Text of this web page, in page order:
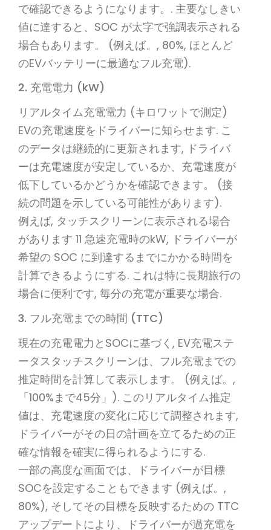
で確認できるようになります。. 主要なしきい
値に達すると、SOC が太字で強調表示される
場合もあります。 (例えば。, 80%, ほとんど
のEVバッテリーに最適なフル充電).
2. 充電電力 (kW)
リアルタイム充電電力 (キロワットで測定)
EVの充電速度をドライバーに知らせます. こ
のデータは継続的に更新されます, ドライバ
ーは充電速度が安定しているか、充電速度が
低下しているかどうかを確認できます。 (接
続の問題を示している可能性があります).
例えば, タッチスクリーンに表示される場合
があります 11 急速充電時のkW, ドライバーが
希望の SOC に到達するまでにかかる時間を
計算できるようにする. これは特に長期旅行の
場合に便利です, 毎分の充電が重要な場合.
3. フル充電までの時間 (TTC)
現在の充電電力とSOCに基づく, EV充電ステ
ータスタッチスクリーンは、フル充電までの
推定時間を計算して表示します。 (例えば。,
「100%まで45分」). このリアルタイム推定
値は、充電速度の変化に応じて調整されます,
ドライバーがその日の計画を立てるための正
確な情報を確実に得られるようにする.
一部の高度な画面では、ドライバーが目標
SOCを設定することもできます (例えば。,
80%), そしてその目標を反映するための TTC
アップデートにより、ドライバーが過充電を